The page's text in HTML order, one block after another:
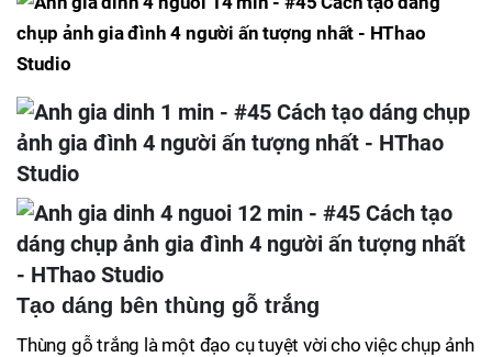
Tạo dáng bên thùng gỗ trắng
Thùng gỗ trắng là một đạo cụ tuyệt vời cho việc chụp ảnh